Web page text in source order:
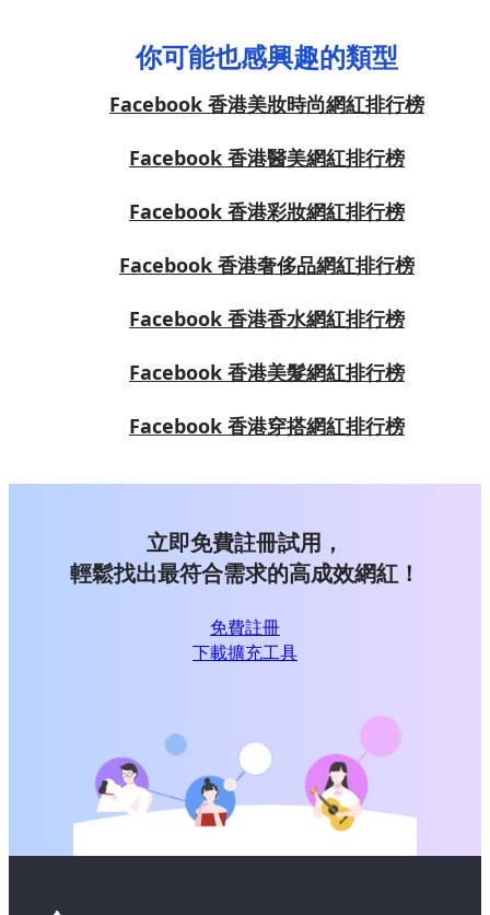
你可能也感興趣的類型
Facebook 香港美妝時尚網紅排行榜
Facebook 香港醫美網紅排行榜
Facebook 香港彩妝網紅排行榜
Facebook 香港奢侈品網紅排行榜
Facebook 香港香水網紅排行榜
Facebook 香港美髮網紅排行榜
Facebook 香港穿搭網紅排行榜
立即免費註冊試用，
輕鬆找出最符合需求的高成效網紅！
免費註冊
下載擴充工具